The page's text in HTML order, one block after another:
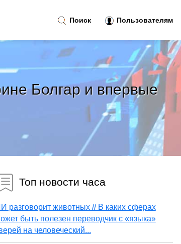
Болгар и впервые
Топ новости часа
разговорит животных // В каких сферах
быть полезен переводчик с «языка»
на человеческий...
Поиск Пользователям